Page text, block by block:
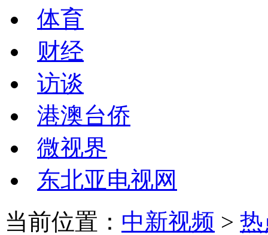
体育
财经
访谈
港澳台侨
微视界
东北亚电视网
当前位置： 中新视频 >